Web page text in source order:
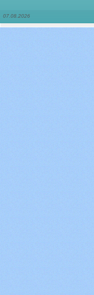
07.08.2026